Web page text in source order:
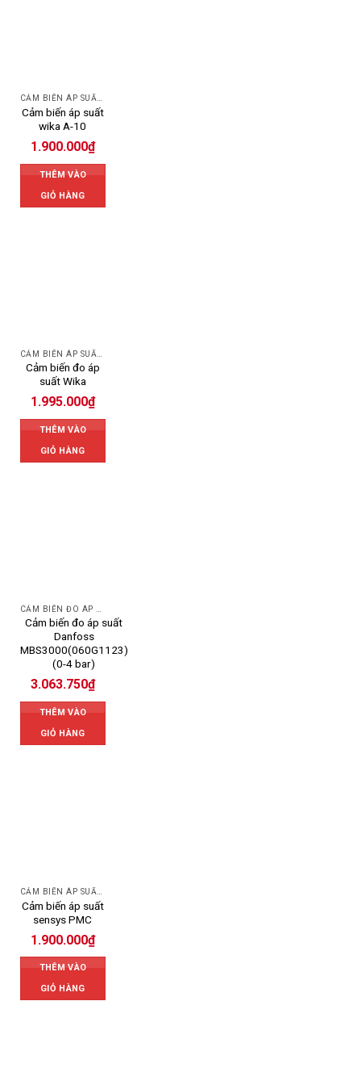
CẢM BIẾN ÁP SUẤT WIKA
Cảm biến áp suất
wika A-10
1.900.000₫
THÊM VÀO
GIỎ HÀNG
Cảm biến đo áp
suất Wika
1.995.000₫
THÊM VÀO
GIỎ HÀNG
Cảm biến đo áp suất
Danfoss
MBS3000(060G1123)
(0-4 bar)
3.063.750₫
THÊM VÀO
GIỎ HÀNG
Cảm biến áp suất
sensys PMC
1.900.000₫
THÊM VÀO
GIỎ HÀNG